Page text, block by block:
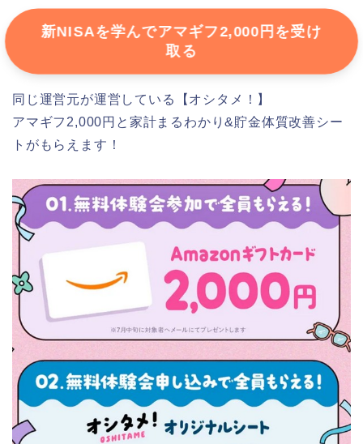
新NISAを学んでアマギフ2,000円を受け
取る
同じ運営元が運営している【オシタメ！】
アマギフ2,000円と家計まるわかり&貯金体質改善シー
トがもらえます！